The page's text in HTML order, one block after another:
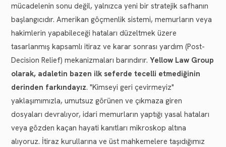
mücadelenin sonu değil, yalnızca yeni bir stratejik safhanın
başlangıcıdır. Amerikan göçmenlik sistemi, memurların veya
hakimlerin yapabileceği hataları düzeltmek üzere
tasarlanmış kapsamlı itiraz ve karar sonrası yardım (Post-
Decision Relief) mekanizmaları barındırır. Yellow Law Group
olarak, adaletin bazen ilk seferde tecelli etmediğinin
derinden farkındayız. "Kimseyi geri çevirmeyiz"
yaklaşımımızla, umutsuz görünen ve çıkmaza giren
dosyaları devralıyor, idari memurların yaptığı yasal hataları
veya gözden kaçan hayati kanıtları mikroskop altına
alıyoruz. İtiraz kurullarına ve üst mahkemelere taşıdığımız